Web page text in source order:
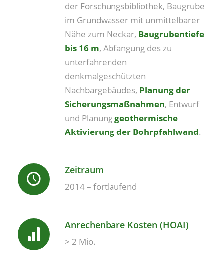
der Forschungsbibliothek, Baugrube
im Grundwasser mit unmittelbarer
Nähe zum Neckar, Baugrubentiefe
bis 16 m, Abfangung des zu
unterfahrenden
denkmalgeschützten
Nachbargebäudes, Planung der
Sicherungsmaßnahmen, Entwurf
und Planunggeothermische
Aktivierung der Bohrpfahlwand.
Zeitraum
2014 – fortlaufend
Anrechenbare Kosten (HOAI)
> 2 Mio.